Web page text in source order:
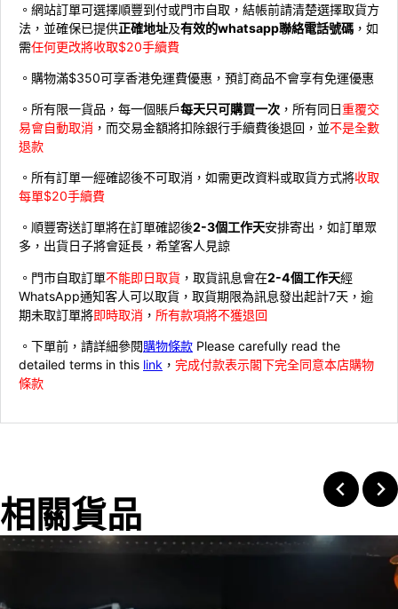
。網站訂單可選擇順豐到付或門市自取，結帳前請清楚選擇取貨方
法，並確保已提供正確地址及有效的whatsapp聯絡電話號碼 ，如
需任何更改將收取$20手續費
。購物滿$350可享香港免運費優惠，預訂商品不會享有免運優惠
。所有限一貨品，每一個賬戶每天只可購買一次 ，所有同日重覆交
易會自動取消 ，而交易金額將扣除銀行手續費後退回，並不是全數
退款
。所有訂單一經確認後不可取消，如需更改資料或取貨方式將收取
每單$20手續費
。順豐寄送訂單將在訂單確認後2-3個工作天安排寄出，如訂單眾
多，出貨日子將會延長，希望客人見諒
。門市自取訂單不能即日取貨 ，取貨訊息會在2-4個工作天經
WhatsApp通知客人可以取貨，取貨期限為訊息發出起計7天，逾
期未取訂單將即時取消 ， 所有款項將不獲退回
。下單前，請詳細參閱購物條款 Please carefully read the
detailed terms in this link ， 完成付款表示閣下完全同意本店購物
條款
相關貨品